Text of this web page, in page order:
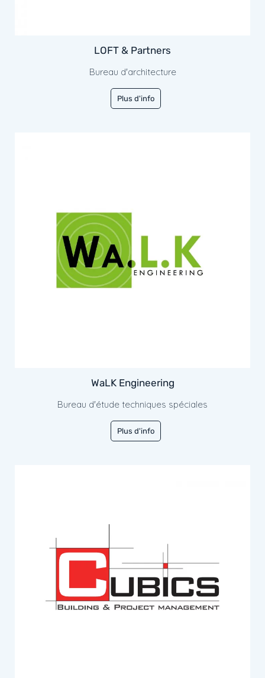
LOFT & Partners
Bureau d'architecture
Plus d'info
WaLK Engineering
Bureau d'étude techniques spéciales
Plus d'info